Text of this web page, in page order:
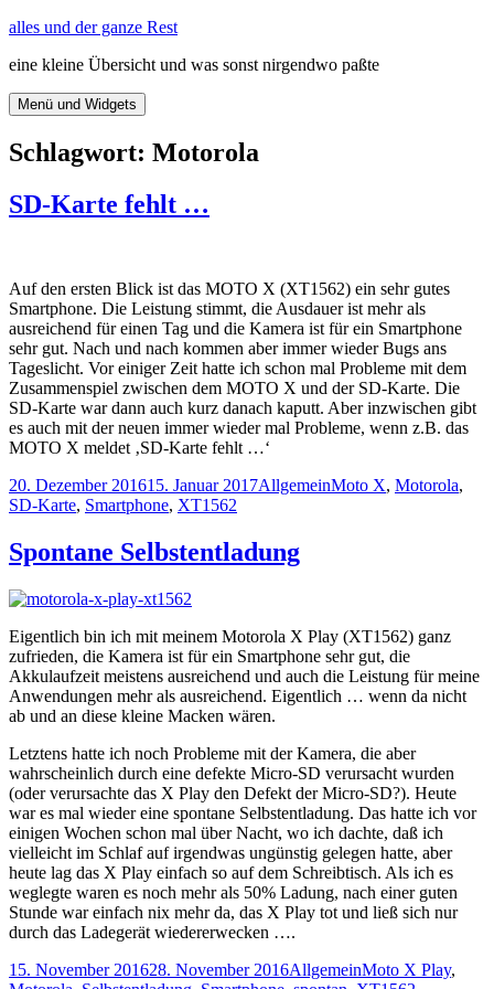
Zum
springen
alles und der ganze Rest
eine kleine Übersicht und was sonst nirgendwo paßte
Menü und Widgets
Schlagwort: Motorola
SD-Karte fehlt …
Auf den ersten Blick ist das MOTO X (XT1562) ein sehr gutes
Smartphone. Die Leistung stimmt, die Ausdauer ist mehr als
ausreichend für einen Tag und die Kamera ist für ein Smartphone
sehr gut. Nach und nach kommen aber immer wieder Bugs ans
Tageslicht. Vor einiger Zeit hatte ich schon mal Probleme mit dem
Zusammenspiel zwischen dem MOTO X und der SD-Karte. Die
SD-Karte war dann auch kurz danach kaputt. Aber inzwischen gibt
es auch mit der neuen immer wieder mal Probleme, wenn z.B. das
MOTO X meldet ‚SD-Karte fehlt …‘
Veröffentlicht
am
20. Dezember 201615. Januar 2017Kategorien
AllgemeinSchlagwörter
Moto X, Motorola,
SD-Karte, Smartphone, XT1562
Spontane Selbstentladung
Eigentlich bin ich mit meinem Motorola X Play (XT1562) ganz
zufrieden, die Kamera ist für ein Smartphone sehr gut, die
Akkulaufzeit meistens ausreichend und auch die Leistung für meine
Anwendungen mehr als ausreichend. Eigentlich … wenn da nicht
ab und an diese kleine Macken wären.
Letztens hatte ich noch Probleme mit der Kamera, die aber
wahrscheinlich durch eine defekte Micro-SD verursacht wurden
(oder verursachte das X Play den Defekt der Micro-SD?). Heute
war es mal wieder eine spontane Selbstentladung. Das hatte ich vor
einigen Wochen schon mal über Nacht, wo ich dachte, daß ich
vielleicht im Schlaf auf irgendwas ungünstig gelegen hatte, aber
heute lag das X Play einfach so auf dem Schreibtisch. Als ich es
weglegte waren es noch mehr als 50% Ladung, nach einer guten
Stunde war einfach nix mehr da, das X Play tot und ließ sich nur
durch das Ladegerät wiedererwecken ….
Veröffentlicht
15. November 201628. November 2016Kategorien
AllgemeinSchlagwörter
Moto X Play,